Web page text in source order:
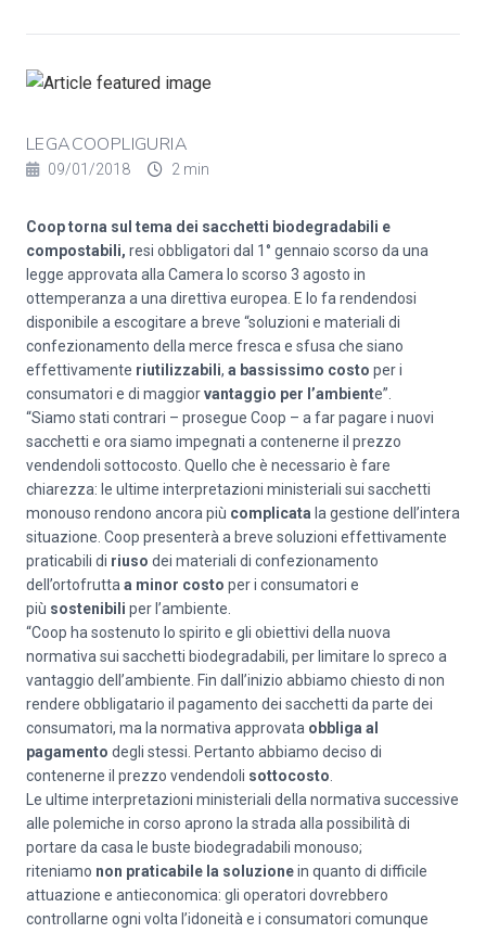
LEGACOOPLIGURIA
09/01/2018 2 min
Coop torna sul tema dei sacchetti biodegradabili e
compostabili, resi obbligatori dal 1° gennaio scorso da una
legge approvata alla Camera lo scorso 3 agosto in
ottemperanza a una direttiva europea. E lo fa rendendosi
disponibile a escogitare a breve “soluzioni e materiali di
confezionamento della merce fresca e sfusa che siano
effettivamente riutilizzabili, a bassissimo costo per i
consumatori e di maggiorvantaggio per l’ambiente”.
“Siamo stati contrari – prosegue Coop – a far pagare i nuovi
sacchetti e ora siamo impegnati a contenerne il prezzo
vendendoli sottocosto. Quello che è necessario è fare
chiarezza: le ultime interpretazioni ministeriali sui sacchetti
monouso rendono ancora più complicata la gestione dell’intera
situazione. Coop presenterà a breve soluzioni effettivamente
praticabili di riuso dei materiali di confezionamento
dell’ortofrutta a minor costo per i consumatori e
più sostenibili per l’ambiente.
“Coop ha sostenuto lo spirito e gli obiettivi della nuova
normativa sui sacchetti biodegradabili, per limitare lo spreco a
vantaggio dell’ambiente. Fin dall’inizio abbiamo chiesto di non
rendere obbligatario il pagamento dei sacchetti da parte dei
consumatori, ma la normativa approvata obbliga al
pagamento degli stessi. Pertanto abbiamo deciso di
contenerne il prezzo vendendoli sottocosto
Le ultime interpretazioni ministeriali della normativa successive
alle polemiche in corso aprono la strada alla possibilità di
portare da casa le buste biodegradabili monouso;
riteniamo non praticabile la soluzionein quanto di difficile
attuazione e antieconomica: gli operatori dovrebbero
controllarne ogni volta l’idoneità e i consumatori comunque